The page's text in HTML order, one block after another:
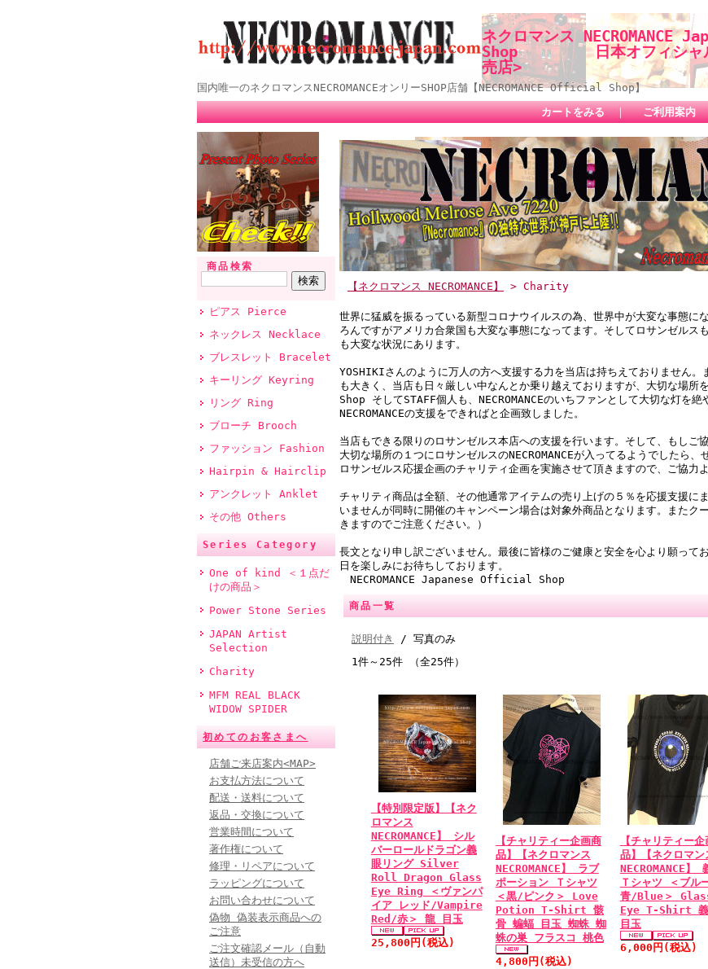
ネクロマンス
Shop 日本オフィシャル
売店>
国内唯一のネクロマンスNECROMANCEオンリーSHOP店舗【NECROMANCE Official Shop】
カートをみる ｜ ご利用案内
商品検索
ピアス Pierce
ネックレス Necklace
ブレスレット Bracelet
キーリング Keyring
リング Ring
ブローチ Brooch
ファッション Fashion
Hairpin & Hairclip
アンクレット Anklet
その他 Others
Series Category
One of kind ＜１点だ
けの商品＞
Power Stone Series
JAPAN Artist
Selection
Charity
MFM REAL BLACK
WIDOW SPIDER
初めてのお客さまへ
店舗ご来店案内<MAP>
お支払方法について
配送・送料について
返品・交換について
営業時間について
著作権について
修理・リペアについて
ラッピングについて
お問い合わせについて
偽物 偽装表示商品への
ご注意
ご注文確認メール（自動
送信）未受信の方へ
【ネクロマンス NECROMANCE】 > Charity
世界に猛威を振るっている新型コロナウイルスの為、世界中が大変な事態に
ろんですがアメリカ合衆国も大変な事態になってます。そしてロサンゼルス
も大変な状況にあります。
YOSHIKIさんのように万人の方へ支援する力を当店は持ちえておりません。
も大きく、当店も日々厳しい中なんとか乗り越えておりますが、大切な
Shop そしてSTAFF個人も、NECROMANCEのいちファンとして大切な灯を
NECROMANCEの支援をできればと企画致しました。
当店もできる限りのロサンゼルス本店への支援を行います。そして、もしご
大切な場所の１つにロサンゼルスのNECROMANCEが入ってるようでしたら
ロサンゼルス応援企画のチャリティ企画を実施させて頂きますので、ご協力
チャリティ商品は全額、その他通常アイテムの売り上げの５％を応援支援
いませんが同時に開催のキャンペーン場合は対象外商品となります。またク
きますのでご注意ください。）
長文となり申し訳ございません。最後に皆様のご健康と安全を心より願って
日を楽しみにお待ちしております。
NECROMANCE Japanese Official Shop
商品一覧
説明付き
/ 写真のみ
1件～25件 （全25件）
【特別限定版】【ネク
ロマンス
NECROMANCE】 シル
バーロールドラゴン義
眼リング Silver
Roll Dragon Glass
Eye Ring ＜ヴァンパ
イア レッド/Vampire
Red/赤＞ 龍 目玉
25,800円(税込)
【チャリティー企画商
品】【ネクロマンス
NECROMANCE】 ラブ
ポーション Ｔシャツ
＜黒/ピンク＞ Love
Potion T-Shirt 骸
骨 蝙蝠 目玉 蜘蛛 蜘
蛛の巣 フラスコ 桃色
4,800円(税込)
【チャリティー企
品】【ネクロマン
NECROMANCE】
Ｔシャツ ＜ブル
青/Blue＞
Eye T-Shirt 義
目玉
6,000円(税込)